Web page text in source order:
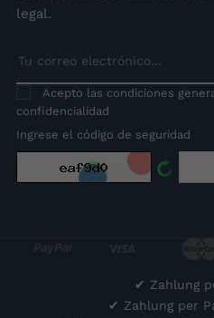
legal.
Acepto las condiciones
confidencialidad
Ingrese el código de seguridad
✔ Zahlung
✔ Zahlung per